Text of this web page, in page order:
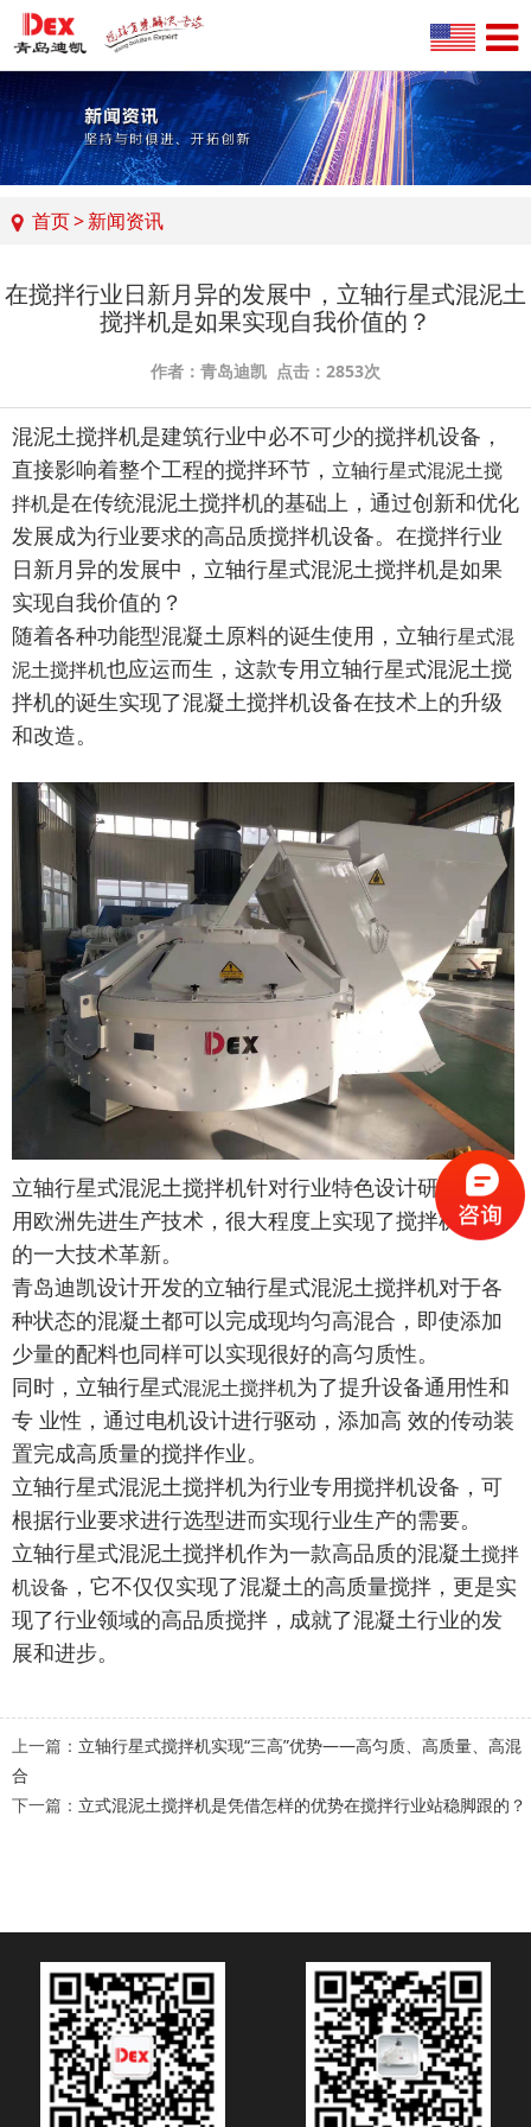
首页>新闻资讯
在搅拌行业日新月异的发展中，立轴行星式混泥土
搅拌机是如果实现自我价值的？
作者：青岛迪凯 点击：2853次
混泥土搅拌机是建筑行业中必不可少的搅拌机设备，
直接影响着整个工程的搅拌环节， 立轴行星式混泥土搅
拌机是在传统混泥土搅拌机的基础上，通过创新和优化
发展成为行业要求的高品质搅拌机设备。在搅拌行业
日新月异的发展中，立轴行星式混泥土搅拌机是如果
实现自我价值的？
随着各种功能型混凝土原料的诞生使用，立轴行星式混
泥土搅拌机也应运而生，这款专用立轴行星式混泥土搅
拌机的诞生实现了混凝土搅拌机设备在技术上的升级
和改造。
立轴行星式混泥土搅拌机针对行业特色设计研发，采
用欧洲先进生产技术，很大程度上实现了搅拌机行业
的一大技术革新。
青岛迪凯设计开发的立轴行星式混泥土搅拌机对于各
种状态的混凝土都可以完成现均匀高混合，即使添加
少量的配料也同样可以实现很好的高匀质性。
同时，立轴行星式混泥土搅拌机为了提升设备通用性和
专 业性，通过电机设计进行驱动，添加高 效的传动装
置完成高质量的搅拌作业。
立轴行星式混泥土搅拌机为行业专用搅拌机设备，可
根据行业要求进行选型进而实现行业生产的需要。
立轴行星式混泥土搅拌机作为一款高品质的混凝土搅拌
机设备 ，它不仅仅实现了混凝土的高质量搅拌，更是实
现了行业领域的高品质搅拌，成就了混凝土行业的发
展和进步。
上一篇： 立轴行星式搅拌机实现“三高”优势——高匀质、高质量、高混
合
下一篇： 立式混泥土搅拌机是凭借怎样的优势在搅拌行业站稳脚跟的？